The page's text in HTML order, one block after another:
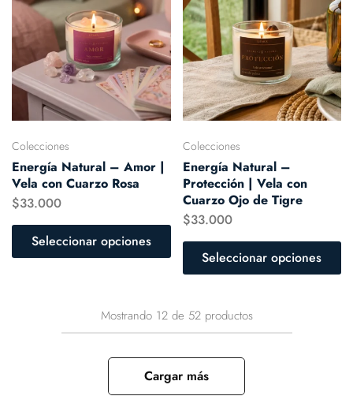
Colecciones
Energía Natural – Amor |
Vela con Cuarzo Rosa
$33.000
Seleccionar opciones
Colecciones
Energía Natural –
Protección | Vela con
Cuarzo Ojo de Tigre
$33.000
Seleccionar opciones
Mostrando12 de 52 productos
Cargar más